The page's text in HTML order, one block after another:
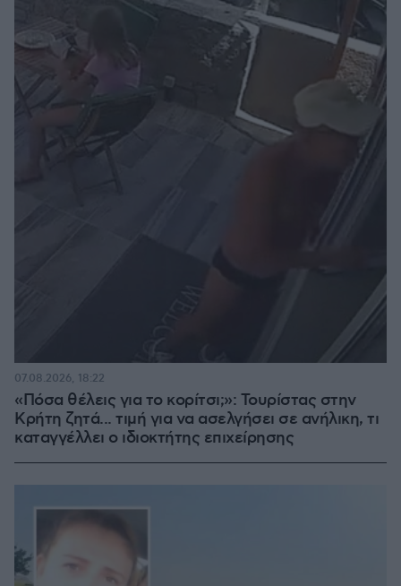
«Πόσα θέλεις για το κορίτσι;»: Τουρίστας στην
Κρήτη ζητά... τιμή για να ασελγήσει σε ανήλικη, τι
καταγγέλλει ο ιδιοκτήτης επιχείρησης
07.08.2026, 18:22